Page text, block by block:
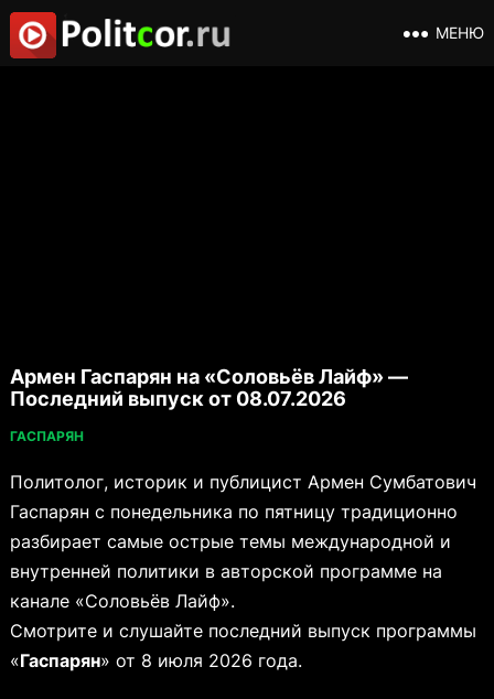
МЕНЮ
Армен Гаспарян на «Соловьёв Лайф» —
Последний выпуск от 08.07.2026
ГАСПАРЯН
Политолог, историк и публицист Армен Сумбатович
Гаспарян с понедельника по пятницу традиционно
разбирает самые острые темы международной и
внутренней политики в авторской программе на
канале «Соловьёв Лайф».
Смотрите и слушайте последний выпуск программы
«Гаспарян» от 8 июля 2026 года.